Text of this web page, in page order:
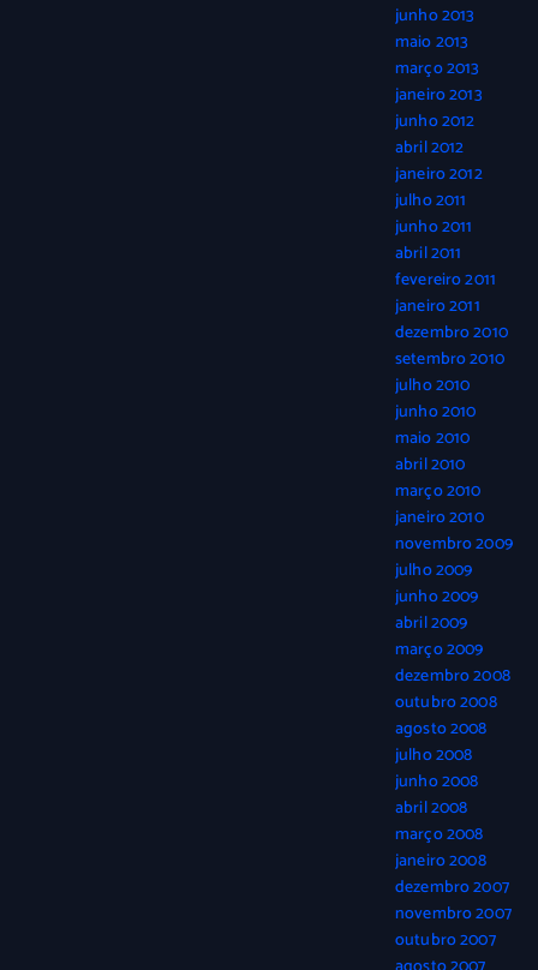
junho 2013
maio 2013
março 2013
janeiro 2013
junho 2012
abril 2012
janeiro 2012
julho 2011
junho 2011
abril 2011
fevereiro 2011
janeiro 2011
dezembro 2010
setembro 2010
julho 2010
junho 2010
maio 2010
abril 2010
março 2010
janeiro 2010
novembro 2009
julho 2009
junho 2009
abril 2009
março 2009
dezembro 2008
outubro 2008
agosto 2008
julho 2008
junho 2008
abril 2008
março 2008
janeiro 2008
dezembro 2007
novembro 2007
outubro 2007